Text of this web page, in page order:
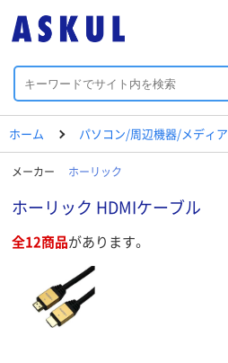
ホーム パソコン/周辺機器/メディア
メーカー ホーリック
ホーリック HDMIケーブル
全12商品があります。